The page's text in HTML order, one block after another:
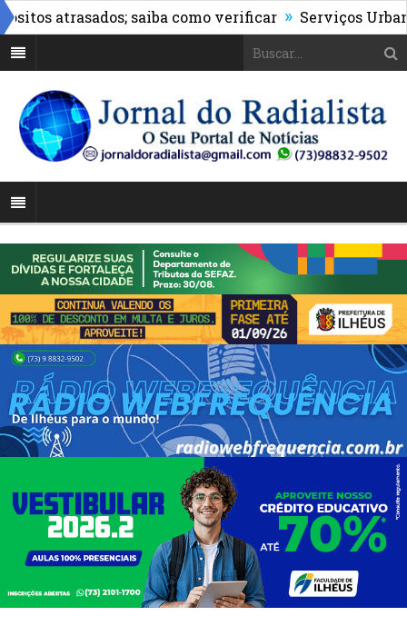
atrasados; saiba como verificar » Serviços Urbanos